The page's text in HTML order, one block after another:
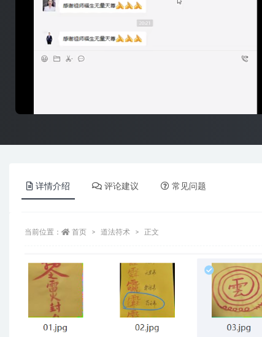
详情介绍 评论建议 常见问题
当前位置： 首页 道法符术 正文